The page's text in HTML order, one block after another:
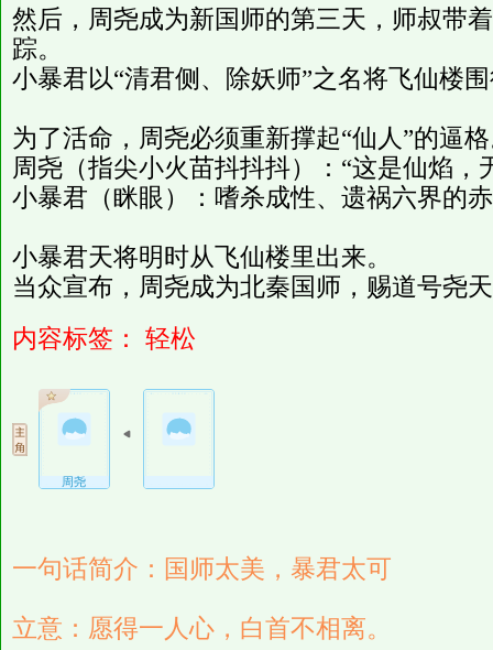
然后，周尧成为新国师的第三天，师叔带
踪。
小暴君以“清君侧、除妖师”之名将飞仙楼
为了活命，周尧必须重新撑起“仙人”的逼
周尧（指尖小火苗抖抖抖）：“这是仙焰，
小暴君（眯眼）：嗜杀成性、遗祸六界的
小暴君天将明时从飞仙楼里出来。
当众宣布，周尧成为北秦国师，赐道号尧
内容标签：
轻松
周尧
一句话简介：国师太美，暴君太可
立意：愿得一人心，白首不相离。